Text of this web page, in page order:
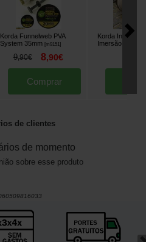
Korda Funnelweb PVA
System 35mm [m9151]
9,90€ 8,90€
Comprar
Korda Infuza
Imersão
de clientes
de momento
sobre esse produto